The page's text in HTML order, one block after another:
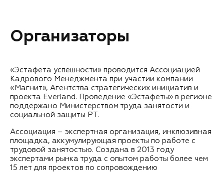
Организаторы
«Эстафета успешности» проводится Ассоциацией
Кадрового Менеджмента при участии компании
«Магнит», Агентства стратегических инициатив и
проекта Everland. Проведение «Эстафеты» в регионе
поддержано Министерством труда занятости и
социальной защиты РТ.
Ассоциация – экспертная организация, инклюзивная
площадка, аккумулирующая проекты по работе с
трудовой занятостью. Создана в 2013 году
экспертами рынка труда с опытом работы более чем
15 лет для проектов по сопровождению